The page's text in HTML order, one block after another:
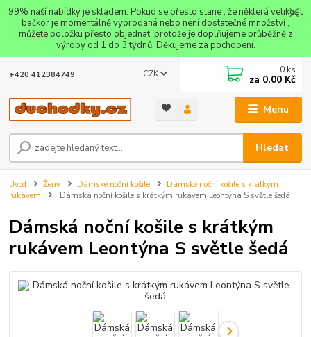
99% naší nabídky je skladem. Pokud se přesto stane , že některá velikost
bačkor je momentálně vyprodaná nebo není dostatečné množství ,
můžete položku přesto objednat, protože je doplňujeme průběžně z
výroby od 1 do 3 týdnů. Děkujeme za pochopení.
Menu
CZK
Hledat
+420 412384749 0 ks
za 0,00 Kč
Úvod Ženy Dámské noční košile
Dámské noční košile s krátkým
rukávem
Dámská noční košile s krátkým rukávem Leontýna S světle šedá
Dámská noční košile s krátkým
rukávem Leontýna S světle šedá